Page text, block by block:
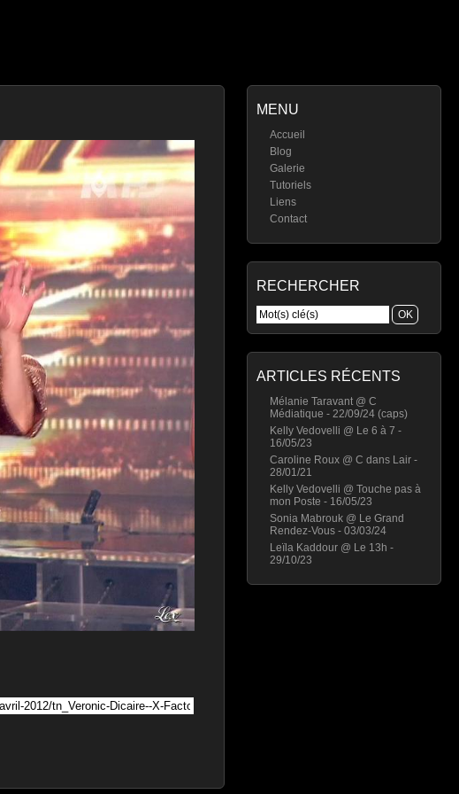
MENU
Accueil
Blog
Galerie
Tutoriels
Liens
Contact
RECHERCHER
ARTICLES RÉCENTS
Mélanie Taravant @ C
Médiatique - 22/09/24 (caps)
Kelly Vedovelli @ Le 6 à 7 -
16/05/23
Caroline Roux @ C dans Lair -
28/01/21
Kelly Vedovelli @ Touche pas à
mon Poste - 16/05/23
Sonia Mabrouk @ Le Grand
Rendez-Vous - 03/03/24
Leïla Kaddour @ Le 13h -
29/10/23